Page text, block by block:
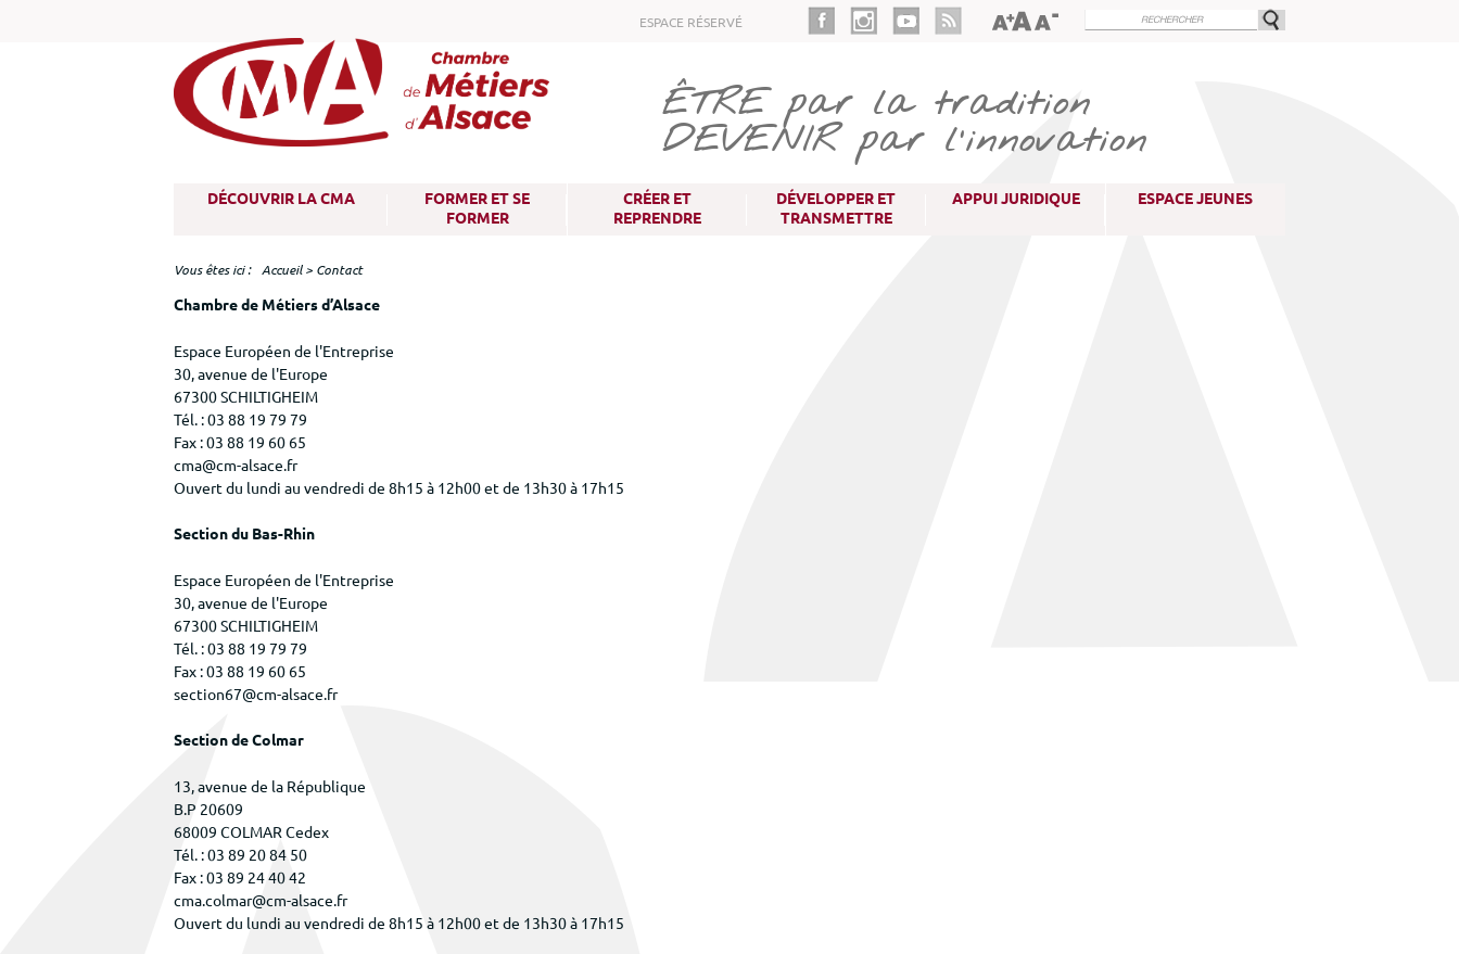
au
ESPACE RÉSERVÉ
ÊTREpar la tradition
DEVENIRpar l'innovation
u
DÉCOUVRIR LA CMA
FORMER ET SE
FORMER
CRÉER ET
REPRENDRE
DÉVELOPPER ET
TRANSMETTRE
APPUI JURIDIQUE ESPACE JEUNES
Vous êtes ici Accueil> Contact
Chambre de Métiers d’Alsace
Espace Européen de l'Entreprise
30, avenue de l'Europe
67300 SCHILTIGHEIM
Tél. : 03 88 19 79 79
Fax : 03 88 19 60 65
cma@cm-alsace.fr
Ouvert du lundi au vendredi de 8h15 à 12h00 et de 13h30 à 17h15
Section du Bas-Rhin
Espace Européen de l'Entreprise
30, avenue de l'Europe
67300 SCHILTIGHEIM
Tél. : 03 88 19 79 79
Fax : 03 88 19 60 65
section67@cm-alsace.fr
Section de Colmar
13, avenue de la République
B.P 20609
68009 COLMAR Cedex
Tél. : 03 89 20 84 50
Fax : 03 89 24 40 42
cma.colmar@cm-alsace.fr
Ouvert du lundi au vendredi de 8h15 à 12h00 et de 13h30 à 17h15